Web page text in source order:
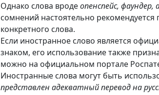
Однако слова вродеопенспейс, фаундер,
сомнений настоятельно
конкретного слова.
Если иностранное слово является
знаком, его использование также
можно на официальном портале
Иностранные слова могут быть
представлен адекватный перевод на